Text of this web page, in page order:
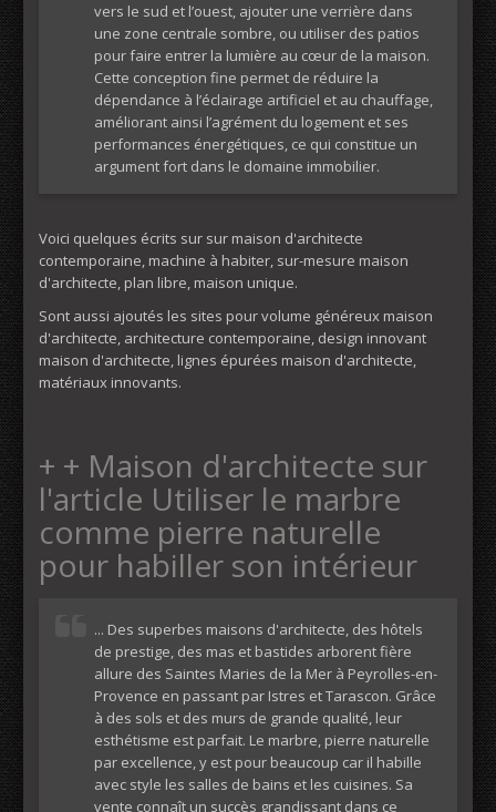
vers le sud et l’ouest, ajouter une verrière dans
une zone centrale sombre, ou utiliser des patios
pour faire entrer la lumière au cœur de la maison.
Cette conception fine permet de réduire la
dépendance à l’éclairage artificiel et au chauffage,
améliorant ainsi l’agrément du logement et ses
performances énergétiques, ce qui constitue un
argument fort dans le domaine immobilier.
Voici quelques écrits sur sur maison d'architecte
contemporaine, machine à habiter, sur-mesure maison
d'architecte, plan libre, maison unique.
Sont aussi ajoutés les sites pour volume généreux maison
d'architecte, architecture contemporaine, design innovant
maison d'architecte, lignes épurées maison d'architecte,
matériaux innovants.
+ + Maison d'architecte sur
l'article Utiliser le marbre
comme pierre naturelle
pour habiller son intérieur
... Des superbes maisons d'architecte, des hôtels
de prestige, des mas et bastides arborent fière
allure des Saintes Maries de la Mer à Peyrolles-en-
Provence en passant par Istres et Tarascon. Grâce
à des sols et des murs de grande qualité, leur
esthétisme est parfait. Le marbre, pierre naturelle
par excellence, y est pour beaucoup car il habille
avec style les salles de bains et les cuisines. Sa
vente connaît un succès grandissant dans ce